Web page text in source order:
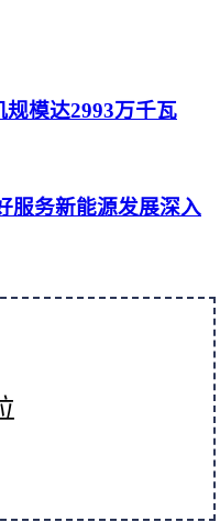
模达2993万千瓦
服务新能源发展深入